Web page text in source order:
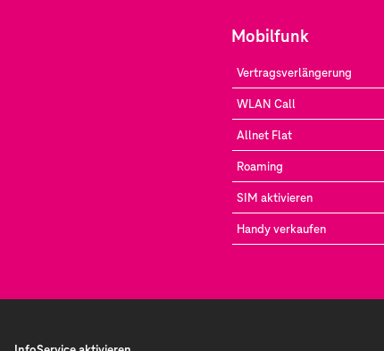
Mobilfunk
Vertragsverlängerung
WLAN Call
Allnet Flat
Roaming
SIM aktivieren
Handy verkaufen